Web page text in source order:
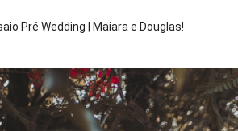
Pré Wedding | Maiara e Douglas!